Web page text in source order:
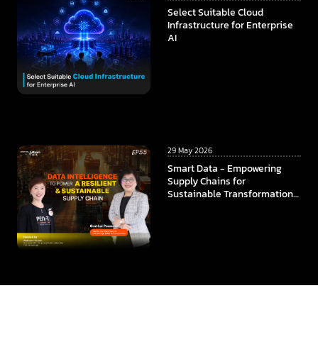
Select Suitable Cloud
Infrastructure for Enterprise
AI
29 May 2026
Smart Data - Empowering
Supply Chains for
Sustainable Transformation